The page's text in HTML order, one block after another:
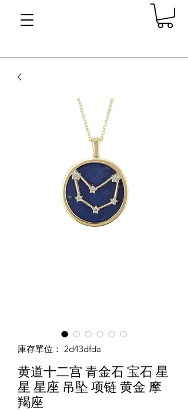
庫存單位： 2d43dfda
黄道十二宫 青金石 宝石 星
星 星座 吊坠 项链 黄金 摩
羯座